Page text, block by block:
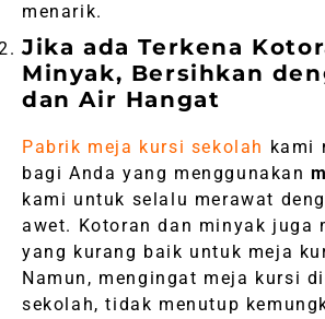
menarik.
Jika ada Terkena
Minyak, Bersihkan
dan Air Hangat
Pabrik meja kursi sekolah kami
bagi Anda yang menggunakan
kami untuk selalu merawat
awet. Kotoran dan minyak juga
yang kurang baik untuk meja
Namun, mengingat meja kursi
sekolah, tidak menutup